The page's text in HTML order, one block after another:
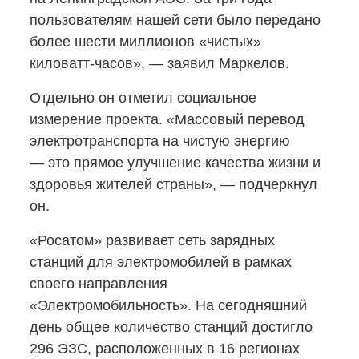
пользователям нашей сети было передано
более шести миллионов «чистых»
киловатт-часов», — заявил Маркелов.
Отдельно он отметил социальное
измерение проекта. «Массовый перевод
электротранспорта на чистую энергию
— это прямое улучшение качества жизни и
здоровья жителей страны», — подчеркнул
он.
«Росатом» развивает сеть зарядных
станций для электромобилей в рамках
своего направления
«Электромобильность». На сегодняшний
день общее количество станций достигло
296 ЭЗС, расположенных в 16 регионах